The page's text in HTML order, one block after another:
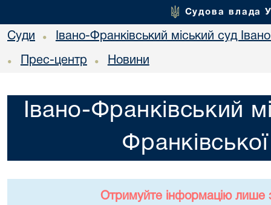
Судова влада
Суди • Івано-Франківський міський суд
• Прес-центр • Новини
Івано-Франківський
Отримуйте інформацію лише